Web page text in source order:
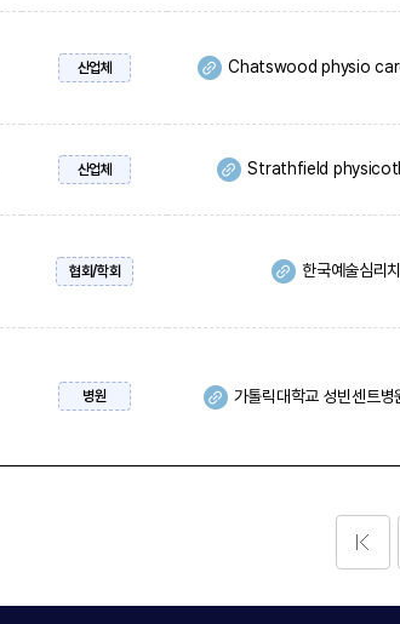
산업체 Chatswood physio
산업체 Strathfield
협회/학회 한국예술심리
병원 가톨릭대학교 성빈센트